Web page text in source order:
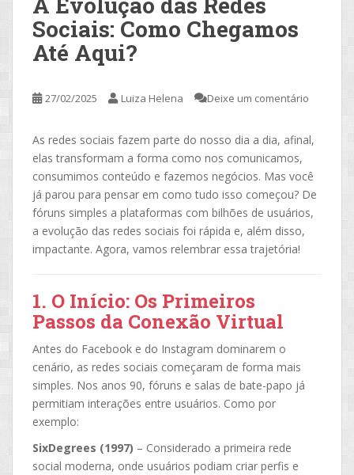
Sociais: Como Chegamos
Até Aqui?
27/02/2025 Luiza Helena Deixe um comentário
As redes sociais fazem parte do nosso dia a dia, afinal,
elas transformam a forma como nos comunicamos,
consumimos conteúdo e fazemos negócios. Mas você
já parou para pensar em como tudo isso começou? De
fóruns simples a plataformas com bilhões de usuários,
a evolução das redes sociais foi rápida e, além disso,
impactante. Agora, vamos relembrar essa trajetória!
1. O Início: Os Primeiros
Passos da Conexão Virtual
Antes do Facebook e do Instagram dominarem o
cenário, as redes sociais começaram de forma mais
simples. Nos anos 90, fóruns e salas de bate-papo já
permitiam interações entre usuários. Como por
exemplo:
SixDegrees (1997) – Considerado a primeira rede
social moderna, onde usuários podiam criar perfis e